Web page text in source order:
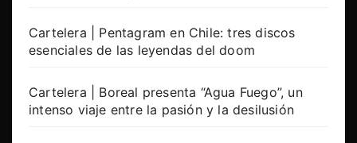
Cartelera | Pentagram en Chile: tres discos
esenciales de las leyendas del doom
Cartelera | Boreal presenta “Agua Fuego”, un
intenso viaje entre la pasión y la desilusión